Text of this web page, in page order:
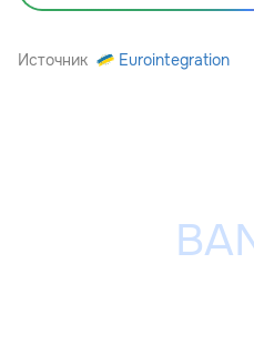
Источник Eurointegration